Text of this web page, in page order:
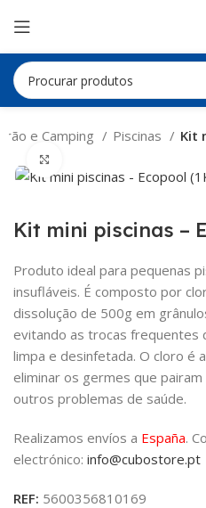
e Camping Piscinas Kit
Kit mini piscinas –
Produto ideal para pequenas
insufláveis. É composto por
dissolução de 500g em
evitando as trocas frequentes
limpa e desinfetada. O cloro é
eliminar os germes que
outros problemas de saúde.
Realizamos envíos a España.
electrónico:info@cubostore.pt
REF: 5600356810169